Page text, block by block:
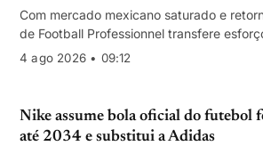
Com mercado mexicano saturado e
de Football Professionnel transfere
Fox mantém Liga 1 no país até 2027.
4 ago 2026 • 09:12
Nike assume bola oficial do futebol
até 2034 e substitui a Adidas